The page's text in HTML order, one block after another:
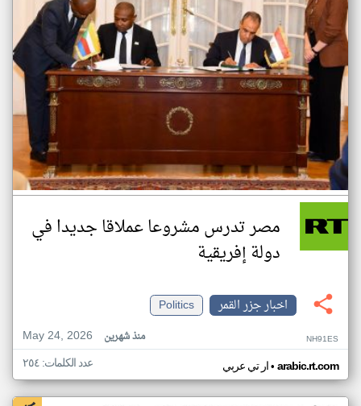
مصر تدرس مشروعا عملاقا جديدا في
دولة إفريقية
اخبار جزر القمر
Politics
May 24, 2026
منذ شهرين NH91ES
ار تي عربي• arabic.rt.com عدد الكلمات: ٢٥٤